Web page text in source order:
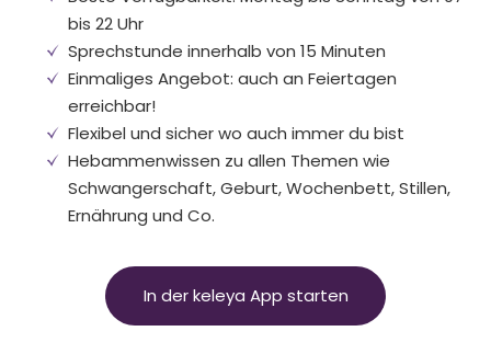
bis 22 Uhr
Sprechstunde innerhalb von 15 Minuten
Einmaliges Angebot: auch an Feiertagen
erreichbar!
Flexibel und sicher wo auch immer du bist
Hebammenwissen zu allen Themen wie
Schwangerschaft, Geburt, Wochenbett, Stillen,
Ernährung und Co.
In der keleya App starten